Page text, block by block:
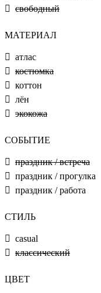
свободный
МАТЕРИАЛ
атлас
костюмка
коттон
лён
экокожа
СОБЫТИЕ
праздник / встреча
праздник / прогулка
праздник / работа
СТИЛЬ
casual
классический
ЦВЕТ